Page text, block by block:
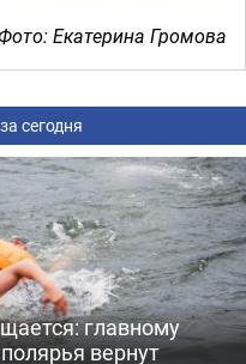
Екатерина Громова
сегодня
главному
вернут